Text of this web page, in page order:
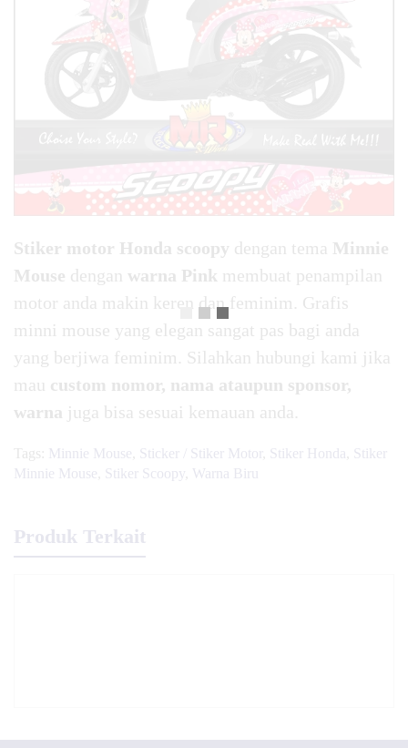
Stiker motor Honda scoopy dengan tema Minnie
Mouse dengan warna Pink membuat penampilan
motor anda makin keren dan feminim. Grafis
minni mouse yang elegan sangat pas bagi anda
yang berjiwa feminim. Silahkan hubungi kami jika
mau custom nomor, nama ataupun sponsor,
warna juga bisa sesuai kemauan anda.
Tags: Minnie Mouse Sticker / Stiker Motor Stiker Honda
Stiker
Minnie Mouse
Stiker Scoopy Warna Biru
Produk Terkait